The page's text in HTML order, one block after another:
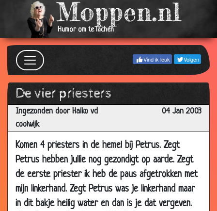
Humor om te lachen
Vind ik leuk Volgen
De vier priesters
Ingezonden door Haiko vd
coolwijk
04 Jan 2003
Komen 4 priesters in de hemel bij Petrus. Zegt
Petrus hebben jullie nog gezondigt op aarde. Zegt
de eerste priester ik heb de paus afgetrokken met
mijn linkerhand. Zegt Petrus was je linkerhand maar
in dit bakje heilig water en dan is je dat vergeven.
2003
23 Jan
2003
Kerstbomen
22 Jan
2003
2.86
21 Jan
2003
Pornofilm 3.79
18 Jan
2003
12 uur te leven. 3.33
18 Jan
2003
Pamela
2003
GeNaAiT 3.23
13 Jan
2003
School